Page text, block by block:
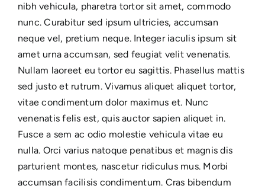
nibh vehicula, pharetra tortor sit amet, commodo
nunc. Curabitur sed ipsum ultricies, accumsan
neque vel, pretium neque. Integer iaculis ipsum sit
amet urna accumsan, sed feugiat velit venenatis.
Nullam laoreet eu tortor eu sagittis. Phasellus mattis
sed justo et rutrum. Vivamus aliquet aliquet tortor,
vitae condimentum dolor maximus et. Nunc
venenatis felis est, quis auctor sapien aliquet in.
Fusce a sem ac odio molestie vehicula vitae eu
nulla. Orci varius natoque penatibus et magnis dis
parturient montes, nascetur ridiculus mus. Morbi
accumsan facilisis condimentum. Cras bibendum